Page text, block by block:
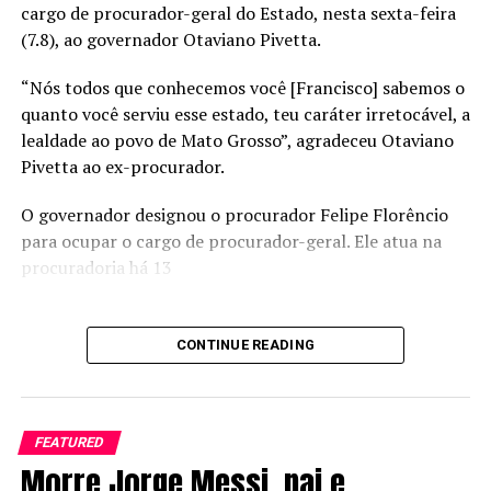
cargo de procurador-geral do Estado, nesta sexta-feira
(7.8), ao governador Otaviano Pivetta.
“Nós todos que conhecemos você [Francisco] sabemos o
quanto você serviu esse estado, teu caráter irretocável, a
lealdade ao povo de Mato Grosso”, agradeceu Otaviano
Pivetta ao ex-procurador.
O governador designou o procurador Felipe Florêncio
para ocupar o cargo de procurador-geral. Ele atua na
procuradoria há 13
CONTINUE READING
FEATURED